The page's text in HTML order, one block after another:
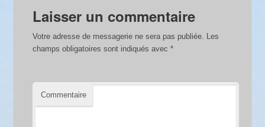
Laisser un commentaire
Votre adresse de messagerie ne sera pas publiée. Les
champs obligatoires sont indiqués avec*
Commentaire